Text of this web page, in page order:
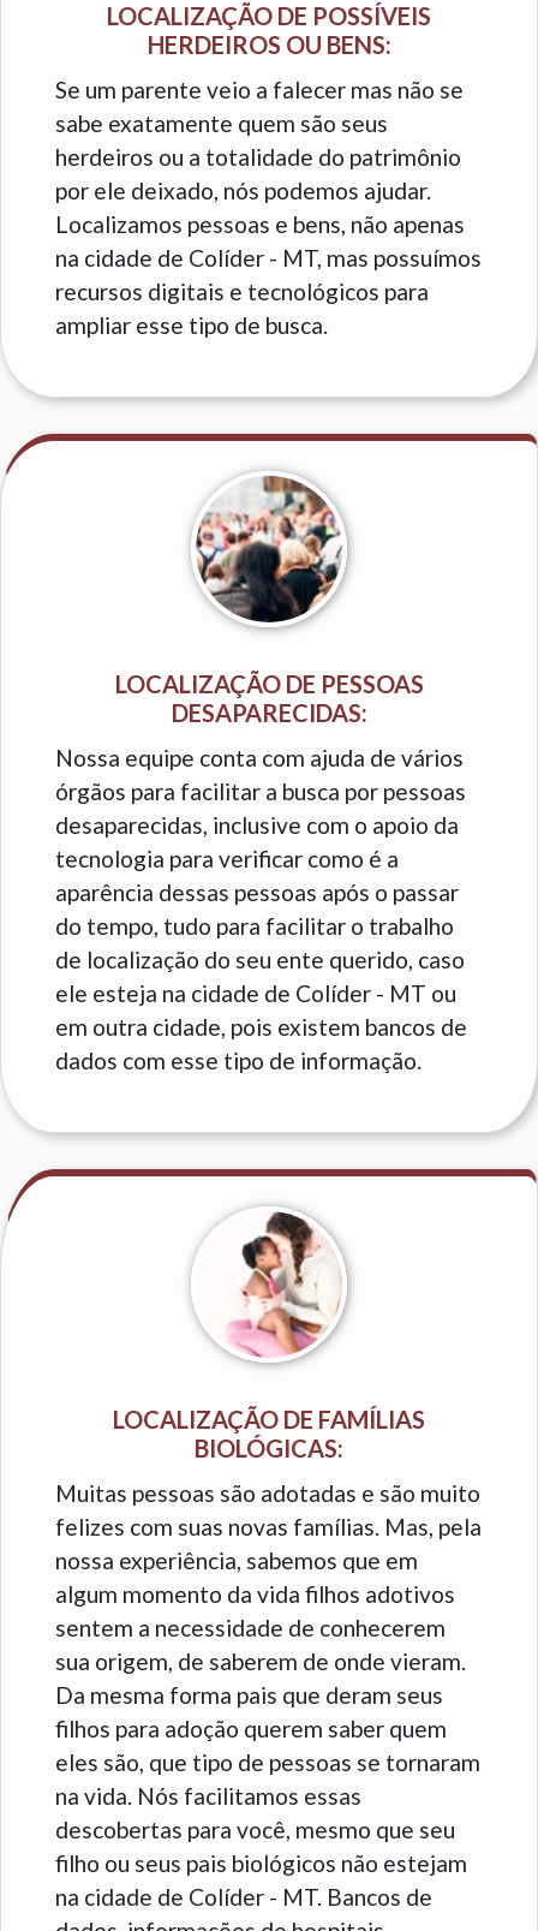
LOCALIZAÇÃO DE POSSÍVEIS
HERDEIROS OU BENS:
Se um parente veio a falecer mas não se
sabe exatamente quem são seus
herdeiros ou a totalidade do patrimônio
por ele deixado, nós podemos ajudar.
Localizamos pessoas e bens, não apenas
na cidade de Colíder - MT, mas possuímos
recursos digitais e tecnológicos para
ampliar esse tipo de busca.
LOCALIZAÇÃO DE PESSOAS
DESAPARECIDAS:
Nossa equipe conta com ajuda de vários
órgãos para facilitar a busca por pessoas
desaparecidas, inclusive com o apoio da
tecnologia para verificar como é a
aparência dessas pessoas após o passar
do tempo, tudo para facilitar o trabalho
de localização do seu ente querido, caso
ele esteja na cidade de Colíder - MT ou
em outra cidade, pois existem bancos de
dados com esse tipo de informação.
LOCALIZAÇÃO DE FAMÍLIAS
BIOLÓGICAS:
Muitas pessoas são adotadas e são muito
felizes com suas novas famílias. Mas, pela
nossa experiência, sabemos que em
algum momento da vida filhos adotivos
sentem a necessidade de conhecerem
sua origem, de saberem de onde vieram.
Da mesma forma pais que deram seus
filhos para adoção querem saber quem
eles são, que tipo de pessoas se tornaram
na vida. Nós facilitamos essas
descobertas para você, mesmo que seu
filho ou seus pais biológicos não estejam
na cidade de Colíder - MT. Bancos de